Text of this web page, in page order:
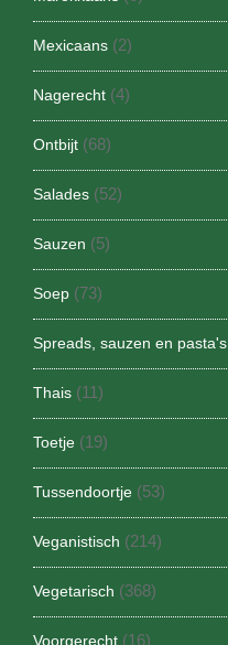
Mexicaans (2)
Nagerecht (4)
Ontbijt (68)
Salades (52)
Sauzen (5)
Soep (73)
Spreads, sauzen en pasta's
Thais (11)
Toetje (19)
Tussendoortje (53)
Veganistisch (214)
Vegetarisch (368)
Voorgerecht (16)